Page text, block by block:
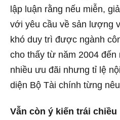
lập luận rằng nếu miễn,
với yêu cầu về sản lượng
khó duy trì được ngành
cho thấy từ năm 2004
nhiều ưu đãi nhưng tỉ lệ
diện Bộ Tài chính từng
Vẫn còn ý kiến trái chiều